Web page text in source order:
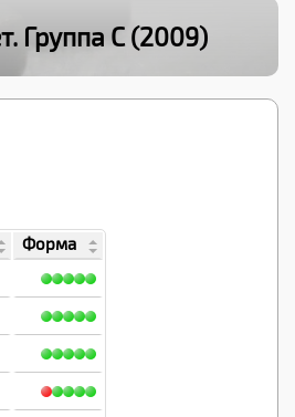
Группа C (2009)
Форма